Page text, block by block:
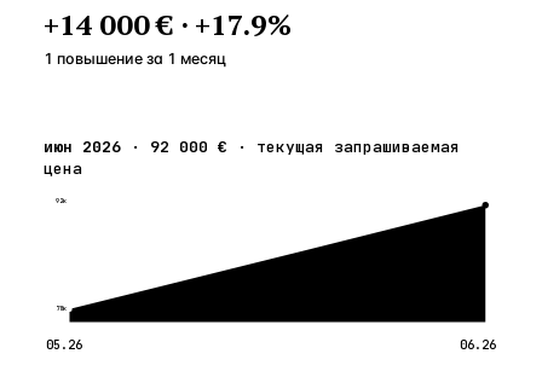
+14 000 €· +17.9%
1 повышение за 1 месяц
июн 2026 · 92 000 € · текущая запрашиваемая
цена
92к
78к
05.26 06.26